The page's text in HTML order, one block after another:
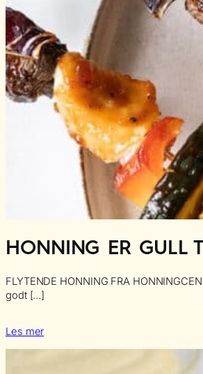
HONNING ER GULL
FLYTENDE HONNING FRA
godt […]
Les mer